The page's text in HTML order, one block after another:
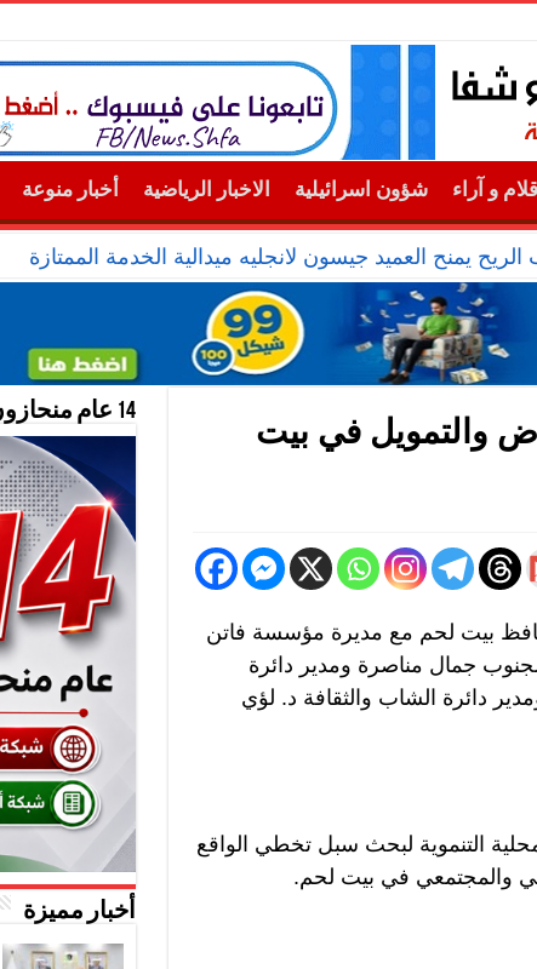
أقلام و آراء شؤون اسرائيلية الاخبار الرياضية أخبار منوعة
يمنح العميد جيسون لانجليه ميدالية الخدمة الممتازة
والتمويل في بيت
بيت لحم مع مديرة مؤسسة فاتن
جمال مناصرة ومدير دائرة
دائرة الشاب والثقافة د. لؤي
التنموية لبحث سبل تخطي الواقع
والمجتمعي في بيت لحم.
14 عام منحازون للحقيقة …
أخبار مميزة